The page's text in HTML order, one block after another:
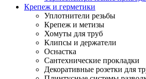
Крепеж и герметики
Уплотнители резьбы
Крепеж и метизы
Хомуты для труб
Клипсы и держатели
Оснастка
Сантехнические прокладки
Декоративные розетки для